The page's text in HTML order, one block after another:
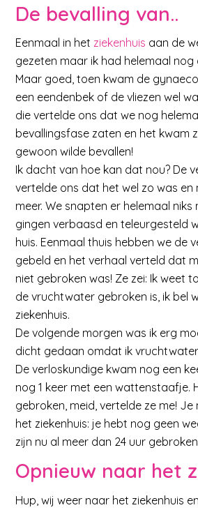
De bevalling van..
Eenmaal in hetziekenhuis aan de
gezeten maar ik had helemaal nog
Maar goed, toen kwam de
een eendenbek of de vliezen wel
die vertelde ons dat we nog
bevallingsfase zaten en het kwam
gewoon wilde bevallen!
Ik dacht van hoe kan dat nou? De
vertelde ons dat het wel zo was en
meer. We snapten er helemaal niks
gingen verbaasd en teleurgesteld
huis. Eenmaal thuis hebben we de
gebeld en het verhaal verteld dat
niet gebroken was! Ze zei: Ik weet
de vruchtwater gebroken is, ik bel
ziekenhuis.
De volgende morgen was ik erg
dicht gedaan omdat ik
De verloskundige kwam nog een
nog 1 keer met een wattenstaafje.
gebroken, meid, vertelde ze me!
het ziekenhuis: je hebt nog geen
zijn nu al meer dan 24 uur
Opnieuw naar het
Hup, wij weer naar het ziekenhuis